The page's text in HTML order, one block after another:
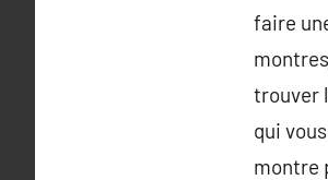
faire
trouver
qui
montre